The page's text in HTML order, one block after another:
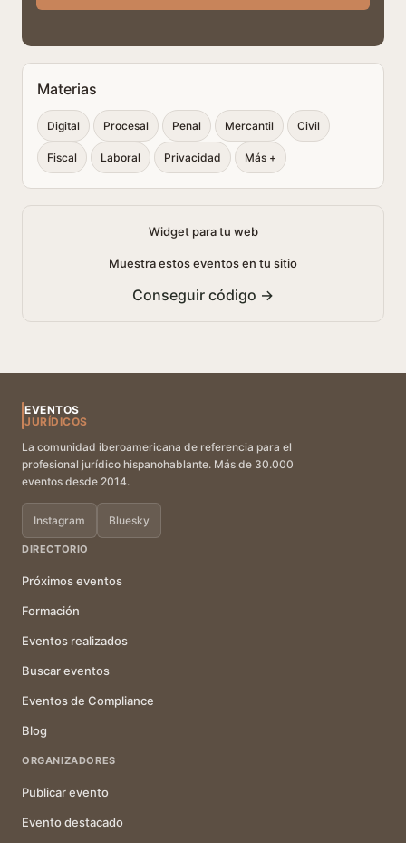
Materias
Digital Procesal Penal Mercantil Civil
Fiscal Laboral Privacidad Más +
Widget para tu web
Muestra estos eventos en tu sitio
Conseguir código →
EVENTOS
JURÍDICOS
La comunidad iberoamericana de referencia para el
profesional jurídico hispanohablante. Más de 30.000
eventos desde 2014.
Instagram Bluesky
DIRECTORIO
Próximos eventos
Formación
Eventos realizados
Buscar eventos
Eventos de Compliance
Blog
ORGANIZADORES
Publicar evento
Evento destacado